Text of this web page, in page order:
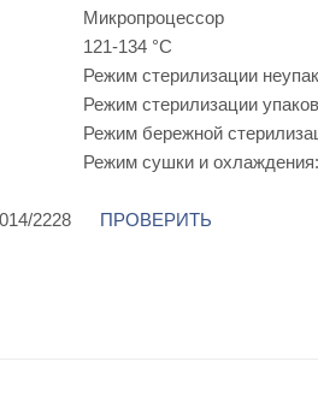
Микропроцессор
121-134 °C
Режим стерилизации
Режим стерилизации
Режим бережной
Режим сушки и
2228 ПРОВЕРИТЬ